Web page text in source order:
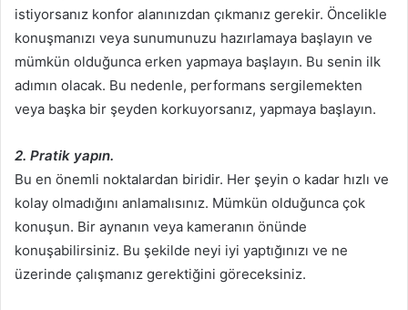
istiyorsanız konfor alanınızdan çıkmanız gerekir. Öncelikle
konuşmanızı veya sunumunuzu hazırlamaya başlayın ve
mümkün olduğunca erken yapmaya başlayın. Bu senin ilk
adımın olacak. Bu nedenle, performans sergilemekten
veya başka bir şeyden korkuyorsanız, yapmaya başlayın.
2. Pratik yapın.
Bu en önemli noktalardan biridir. Her şeyin o kadar hızlı ve
kolay olmadığını anlamalısınız. Mümkün olduğunca çok
konuşun. Bir aynanın veya kameranın önünde
konuşabilirsiniz. Bu şekilde neyi iyi yaptığınızı ve ne
üzerinde çalışmanız gerektiğini göreceksiniz.